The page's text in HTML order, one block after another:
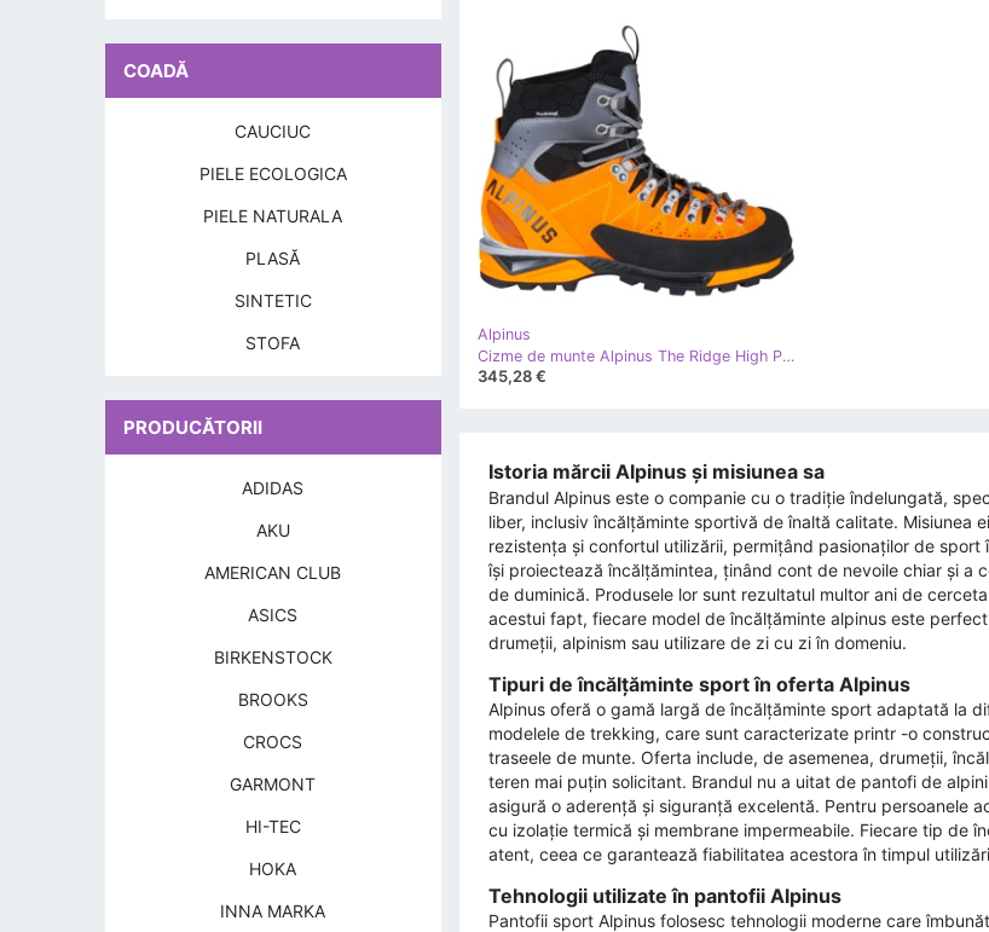
Alpinus
Cizme de munte Alpinus The Ridge High Pro portocaliu-negru GR43281 portocale
345,28 €
Istoria mărcii Alpinus și misiunea sa
Brandul Alpinus este o companie cu o tradiție îndelungată,
liber, inclusiv încălțăminte sportivă de înaltă calitate. Misiunea
rezistența și confortul utilizării, permițând pasionaților de
își proiectează încălțămintea, ținând cont de nevoile chiar și a
de duminică. Produsele lor sunt rezultatul multor ani de
acestui fapt, fiecare model de încălțăminte alpinus este
drumeții, alpinism sau utilizare de zi cu zi în domeniu.
Tipuri de încălțăminte sport în oferta Alpinus
Alpinus oferă o gamă largă de încălțăminte sport adaptată la
modelele de trekking, care sunt caracterizate printr -o
traseele de munte. Oferta include, de asemenea, drumeții,
teren mai puțin solicitant. Brandul nu a uitat de pantofi de
asigură o aderență și siguranță excelentă. Pentru persoanele
cu izolație termică și membrane impermeabile. Fiecare tip de
atent, ceea ce garantează fiabilitatea acestora în timpul
Tehnologii utilizate în pantofii Alpinus
Pantofii sport Alpinus folosesc tehnologii moderne care
COADĂ
CAUCIUC
PIELE ECOLOGICA
PIELE NATURALA
PLASĂ
SINTETIC
STOFA
PRODUCĂTORII
ADIDAS
AKU
AMERICAN CLUB
ASICS
BIRKENSTOCK
BROOKS
CROCS
GARMONT
HI-TEC
HOKA
INNA MARKA